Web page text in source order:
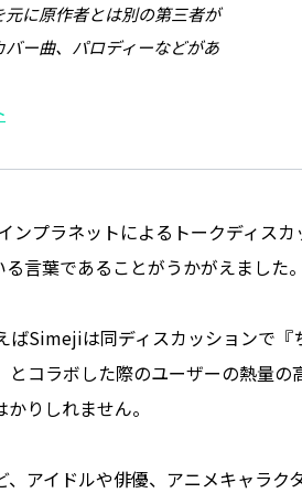
に原作者とは別の第三者が
ー曲、パロディーなどがあ
プラネットによるトークディスカ
言葉であることがうかがえました。
ばSimejiは同ディスカッションで『
コラボした際のユーザーの熱量の
りしれません。
アイドルや俳優、アニメキャラク